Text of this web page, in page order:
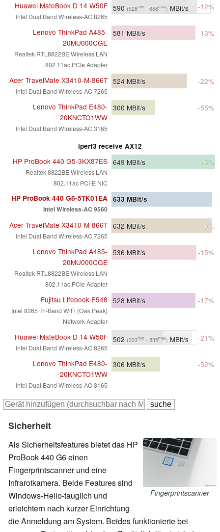
Huawei MateBook D 14 W50F
Intel Dual Band Wireless-AC 8265
590 (528min - 688max) MBit/s -12%
Lenovo ThinkPad A485-
20MU000CGE
Realtek RTL8822BE Wireless LAN
802.11ac PCIe Adapter
581 MBit/s -13%
Acer TravelMate X3410-M-866T
Intel Dual Band Wireless-AC 7265
524 MBit/s -22%
Lenovo ThinkPad E480-
20KNCTO1WW
Intel Dual Band Wireless-AC 3165
300 MBit/s -55%
iperf3 receive AX12
HP ProBook 440 G5-3KX87ES
Realtek 8822BE Wireless LAN
802.11ac PCI-E NIC
649 MBit/s +3%
HP ProBook 440 G6-5TK01EA
Intel Wireless-AC 9560
633 MBit/s
Acer TravelMate X3410-M-866T
Intel Dual Band Wireless-AC 7265
632 MBit/s 0%
Lenovo ThinkPad A485-
20MU000CGE
Realtek RTL8822BE Wireless LAN
802.11ac PCIe Adapter
536 MBit/s -15%
Fujitsu Lifebook E548
Intel 8265 Tri-Band WiFi (Oak Peak)
Network Adapter
528 MBit/s -17%
Huawei MateBook D 14 W50F
Intel Dual Band Wireless-AC 8265
502 (323min - 535max) MBit/s -21%
Lenovo ThinkPad E480-
20KNCTO1WW
Intel Dual Band Wireless-AC 3165
306 MBit/s -52%
Sicherheit
Fingerprintscanner
Als Sicherheitsfeatures bietet das HP
ProBook 440 G6 einen
Fingerprintscanner und eine
Infrarotkamera. Beide Features sind
Windows-Hello-tauglich und
erleichtern nach kurzer Einrichtung
die Anmeldung am System. Beides funktionierte bei